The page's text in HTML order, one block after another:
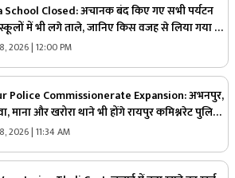
School Closed: अचानक बंद किए गए सभी पर्यटन
में भी लगे ताले, जानिए किस वजह से लिया गया ये
2026 | 12:00 PM
Police Commissionerate Expansion: अभनपुर,
माना और खरोरा थाने भी होंगे रायपुर कमिश्नरेट पुलिस
किसने कहा, ‘यहां अफसर ज्यादा, जवान काम?’.. पढ़ें
2026 | 11:34 AM